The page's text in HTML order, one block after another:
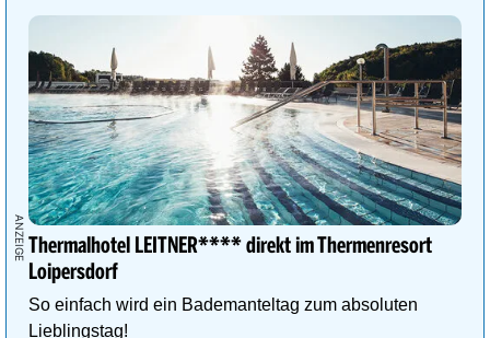
Thermalhotel LEITNER**** direkt im Thermenresort
Loipersdorf
So einfach wird ein Bademanteltag zum absoluten
Lieblingstag!